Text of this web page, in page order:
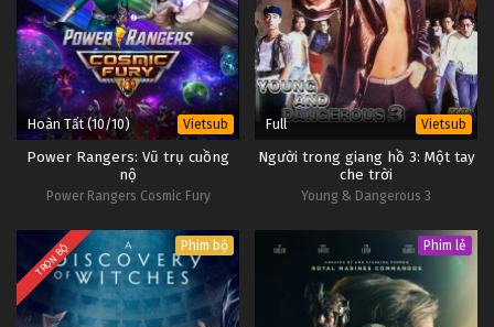
Hoàn Tất (10/10) Vietsub
Power Rangers: Vũ trụ cuồng
nộ
Power Rangers Cosmic Fury
Full Vietsub
Người trong giang hồ 3: Một tay
che trời
Young & Dangerous 3
TRỌN BỘ Phim bộ Phim lẻ